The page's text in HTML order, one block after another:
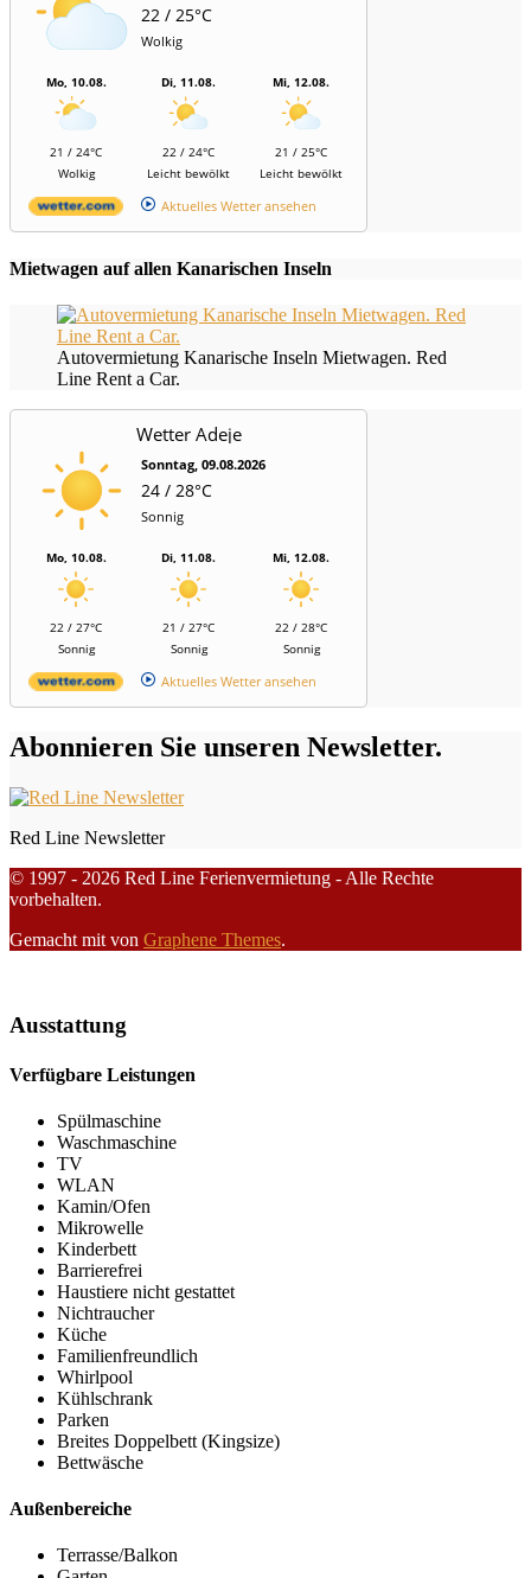
22 / 25°C
Wolkig
Mo, 10.08.
21 / 24°C
Wolkig
Di, 11.08.
22 / 24°C
Leicht bewölkt
Mi, 12.08.
21 / 25°C
Leicht bewölkt
Aktuelles Wetter ansehen
Mietwagen auf allen Kanarischen Inseln
Autovermietung Kanarische Inseln Mietwagen. Red
Line Rent a Car.
Wetter Adeje
Sonntag, 09.08.2026
24 / 28°C
Sonnig
Mo, 10.08.
22 / 27°C
Sonnig
Di, 11.08.
21 / 27°C
Sonnig
Mi, 12.08.
22 / 28°C
Sonnig
Aktuelles Wetter ansehen
Abonnieren Sie unseren Newsletter.
Red Line Newsletter
© 1997 - 2026 Red Line Ferienvermietung - Alle Rechte
vorbehalten.
Gemacht mit von Graphene Themes.
Ausstattung
Verfügbare Leistungen
Spülmaschine
Waschmaschine
TV
WLAN
Kamin/Ofen
Mikrowelle
Kinderbett
Barrierefrei
Haustiere nicht gestattet
Nichtraucher
Küche
Familienfreundlich
Whirlpool
Kühlschrank
Parken
Breites Doppelbett (Kingsize)
Bettwäsche
Außenbereiche
Terrasse/Balkon